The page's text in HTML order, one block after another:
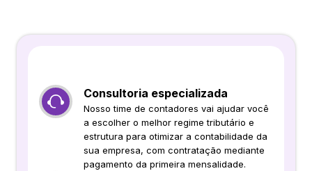
Consultoria especializada
Nosso time de contadores vai ajudar você
a escolher o melhor regime tributário e
estrutura para otimizar a contabilidade da
sua empresa, com contratação mediante
pagamento da primeira mensalidade.